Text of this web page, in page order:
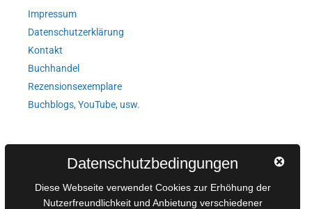
Impressum
Datenschutzerklärung
Kontakt
Buchhandel
Rezensionsexemplare
Buchblogs, YouTube, usw.
AGB für Medienprojekte
Online-Artikel
Datenschutzbedingungen
Diese Webseite verwendet Cookies zur Erhöhung der
Nutzerfreundlichkeit und Anbietung verschiedener